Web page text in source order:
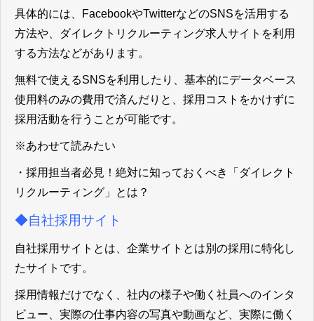
具体的には、
FacebookやTwitterなどのSNSを活用する
方法や、ダイレクトリクルーティング求人サイトを利用
する方法などがあります。
無料で使えるSNSを利用したり、基本的にデータベース
使用料のみの費用で済んだりと、採用コストをかけずに
採用活動を行うことが可能です。
※あわせて読みたい
・ 採用担当者必見！絶対に知っておくべき「ダイレクト
リクルーティング」とは？
◆自社採用サイト
自社採用サイトとは、企業サイトとは別の採用に特化し
たサイトです。
採用情報だけでなく、社内の様子や働く社員へのインタ
ビュー、実際の仕事内容の写真や動画など、実際に働く